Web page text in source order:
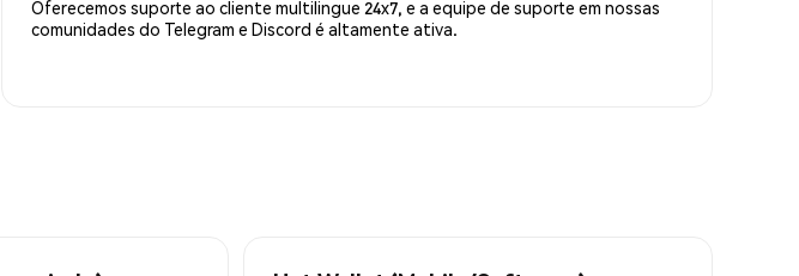
Oferecemos suporte ao cliente multilingue 24x7, e a equipe de suporte em nossas
comunidades do Telegram e Discord é altamente ativa.